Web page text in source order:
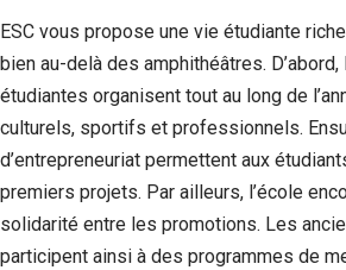
ESC vous propose une vie étudiante
bien au-delà des amphithéâtres.
étudiantes organisent tout au long de
culturels, sportifs et professionnels.
d’entrepreneuriat permettent aux
premiers projets. Par ailleurs, l’école
solidarité entre les promotions. Les
participent ainsi à des programmes de